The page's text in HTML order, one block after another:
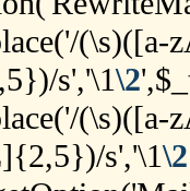
s','\1\2
s','\1